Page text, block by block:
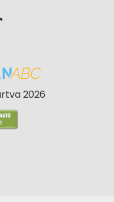
2026